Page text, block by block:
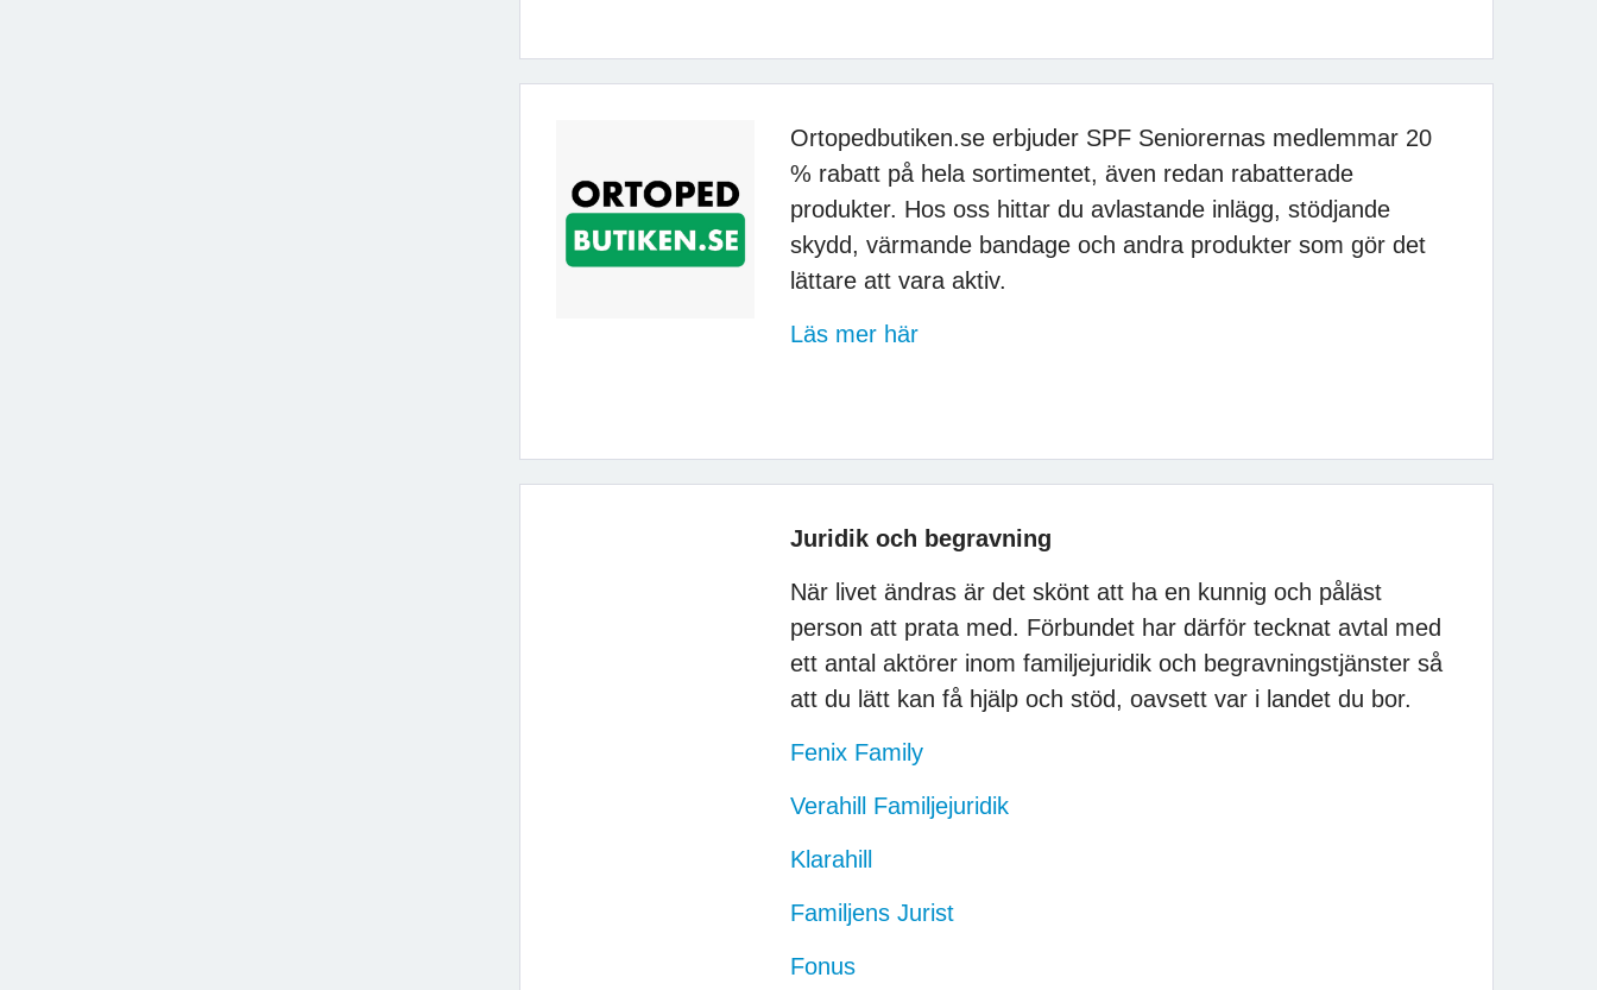
Ortopedbutiken.se erbjuder SPF Seniorernas medlemmar 20
% rabatt på hela sortimentet, även redan rabatterade
produkter. Hos oss hittar du avlastande inlägg, stödjande
skydd, värmande bandage och andra produkter som gör det
lättare att vara aktiv.
Läs mer här
Juridik och begravning
När livet ändras är det skönt att ha en kunnig och påläst
person att prata med. Förbundet har därför tecknat avtal med
ett antal aktörer inom familjejuridik och begravningstjänster så
att du lätt kan få hjälp och stöd, oavsett var i landet du bor.
Fenix Family
Verahill Familjejuridik
Klarahill
Familjens Jurist
Fonus